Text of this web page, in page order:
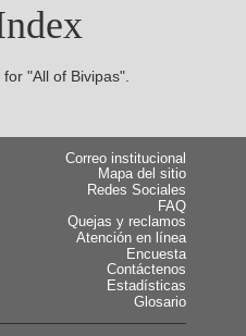
"All of Bivipas".
Correo institucional
Mapa del sitio
Redes Sociales
FAQ
Quejas y reclamos
Atención en línea
Encuesta
Contáctenos
Estadísticas
Glosario